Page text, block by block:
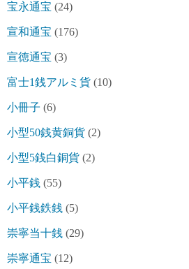
宝永通宝 (24)
宣和通宝 (176)
宣徳通宝 (3)
富士1銭アルミ貨 (10)
小冊子 (6)
小型50銭黄銅貨 (2)
小型5銭白銅貨 (2)
小平銭 (55)
小平銭鉄銭 (5)
崇寧当十銭 (29)
崇寧通宝 (12)